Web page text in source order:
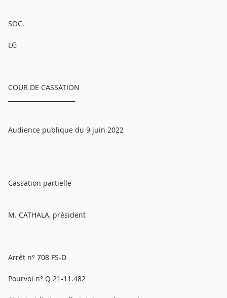
SOC.
LG
COUR DE CASSATION
Audience publique du 9 juin 2022
Cassation partielle
M. CATHALA, président
Arrêt n° 708 FS-D
Pourvoi n° Q 21-11.482